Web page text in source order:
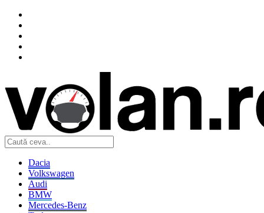
Dacia
Volkswagen
Audi
BMW
Mercedes-Benz